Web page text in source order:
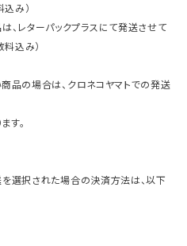
み）
、レターパックプラスにて発送させて
込み）
品の場合は、クロネコヤマトでの発送
す。
選択された場合の決済方法は、以下